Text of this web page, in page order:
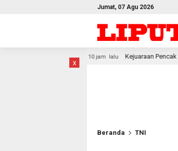
Jumat, 07 Agu 2026
x
Kejuaraan Pencak Silat Piala Gubernur
Beranda TNI